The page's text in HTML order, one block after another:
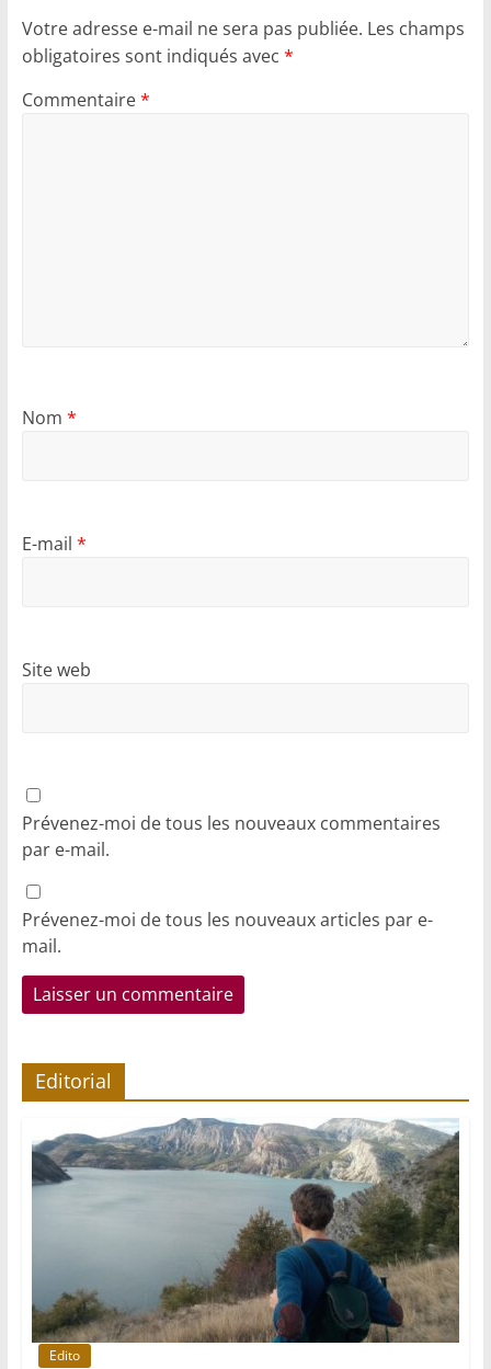
Votre adresse e-mail ne sera pas publiée. Les champs
obligatoires sont indiqués avec *
Commentaire*
Nom *
E-mail *
Site web
Prévenez-moi de tous les nouveaux commentaires
par e-mail.
Prévenez-moi de tous les nouveaux articles par e-
mail.
Editorial
Edito